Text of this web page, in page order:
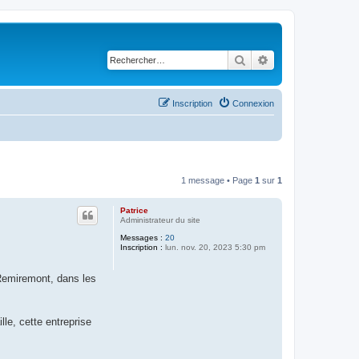
Rechercher
Connexion
Inscription
1 message • Page 1 sur 1
Patrice
Administrateur du site
Messages : 20
Inscription : lun. nov. 20, 2023 5:30 pm
dans les
cette entreprise